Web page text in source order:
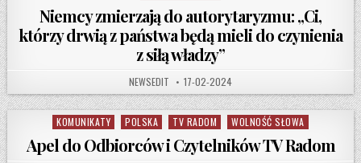
Niemcy zmierzają do autorytaryzmu: „Ci,
którzy drwią z państwa będą mieli do czynienia
z siłą władzy”
AUTHOR:
NEWSEDIT PUBLISHED DATE:
17-02-2024
Posted in
KOMUNIKATY POLSKA TV RADOM WOLNOŚĆ SŁOWA
Apel do Odbiorców i Czytelników TV Radom